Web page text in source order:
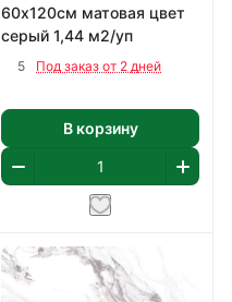
60х120см матовая цвет
серый 1,44 м2/уп
5 Под заказ от 2 дней
В корзину